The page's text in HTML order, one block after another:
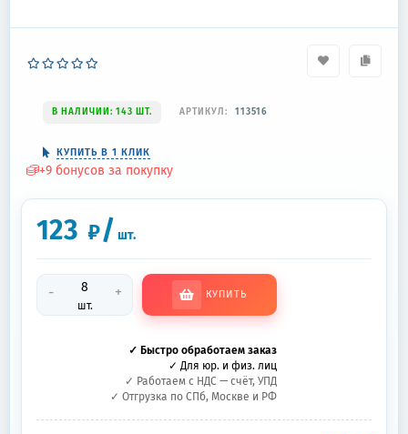
В НАЛИЧИИ: 143 ШТ. АРТИКУЛ: 113516
КУПИТЬ В 1 КЛИК
+9 бонусов за покупку
123 ₽/ шт.
-
шт.
+ КУПИТЬ
✓ Быстро обработаем заказ
✓ Для юр. и физ. лиц
✓ Работаем с НДС — счёт, УПД
✓ Отгрузка по СПб, Москве и РФ